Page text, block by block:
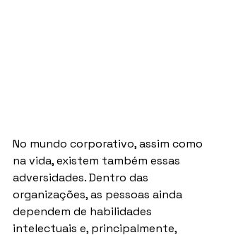
No mundo corporativo, assim como
na vida, existem também essas
adversidades. Dentro das
organizações, as pessoas ainda
dependem de habilidades
intelectuais e, principalmente,